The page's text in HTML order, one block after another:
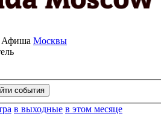
Афиша Москвы
в выходные в этом месяце